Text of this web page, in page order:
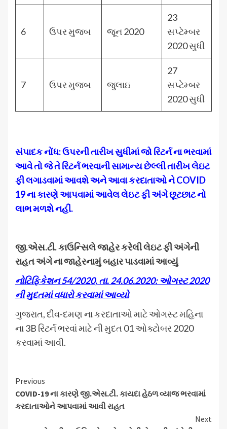
6 ઉપર મુજબ જૂન 2020
23
સપ્ટેમ્બર
2020 સુધી
7 ઉપર મુજબ જુલાઇ
27
સપ્ટેમ્બર
2020 સુધી
સંપાદક નોંધ: ઉપરની તારીખ સુધીમાં જો રિટર્ન ના ભરવામાં
આવે તો જે તે રિટર્ન ભરવાની સામાન્ય છેલ્લી તારીખ લેઇટ
ફી લગાડવામાં આવશે અને આવા કરદાતાઓ નેCOVID
19 ના કારણે આપવામાં આવેલ લેઇટ ફી અંગે છૂટછાટ નો
લાભ મળશે નહીં.
જી.એસ.ટી. કાઉન્સિલે જાહેર કરેલી લેઇટ ફી અંગેની
રાહત અંગે ના જાહેરનામું બહાર પાડવામાં આવ્યું
નોટિફિકેશન54/2020, તા. 24.06.2020: ઓગસ્ટ 2020
ની મુદતમાં વધારો કરવામાં આવ્યો
ગુજરાત, દીવ-દમણ ના કરદાતાઓ માટે ઓગસ્ટ મહિના
ના 3B રિટર્ન ભરવાં માટે ની મુદત 01 ઓક્ટોબર 2020
કરવામાં આવી.
Continue
Reading
Previous
COVID-19 ના કારણે જી.એસ.ટી. કાયદા હેઠળ વ્યાજ ભરવામાં
કરદાતાઓને આપવામાં આવી રાહત
Next